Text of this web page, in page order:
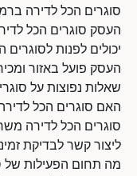
סוגרים הכל לדירה
העסק סוגרים הכל
יכולים לפנות לסוגרים
העסק פועל באזור
שאלות נפוצות על
האם סוגרים הכל
סוגרים הכל לדירה
ליצור קשר לבדיקת
מה תחום הפעילות של